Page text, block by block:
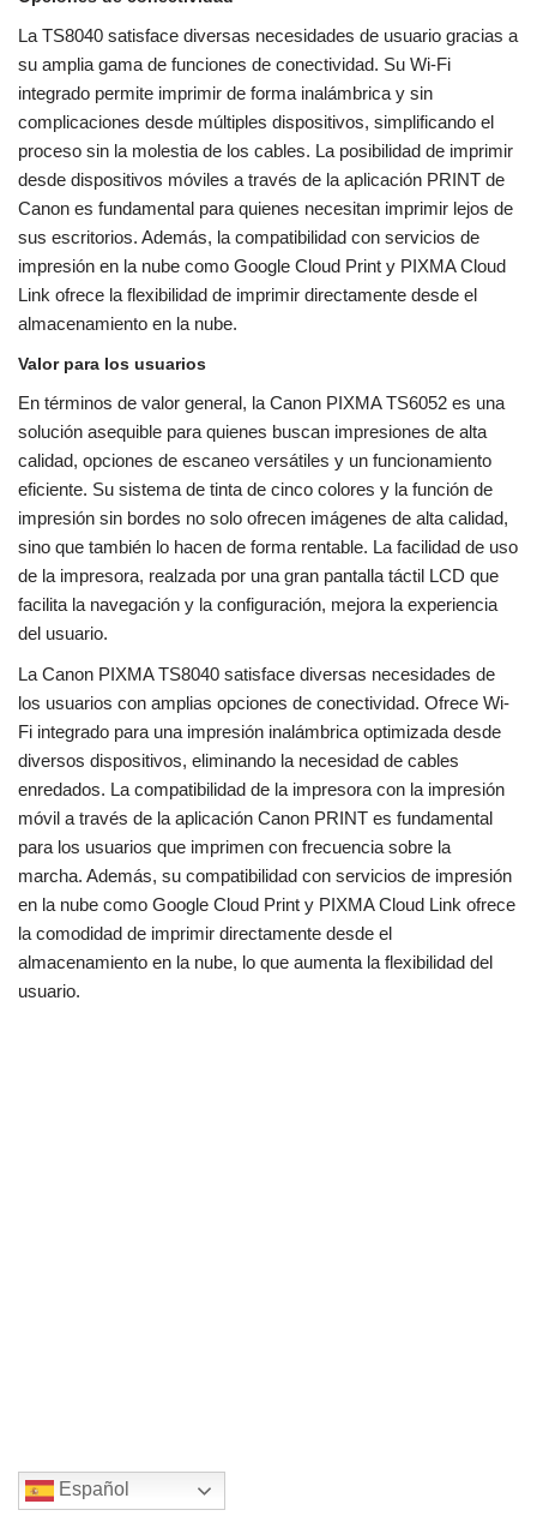
La TS8040 satisface diversas necesidades de usuario gracias a
su amplia gama de funciones de conectividad. Su Wi-Fi
integrado permite imprimir de forma inalámbrica y sin
complicaciones desde múltiples dispositivos, simplificando el
proceso sin la molestia de los cables. La posibilidad de imprimir
desde dispositivos móviles a través de la aplicación PRINT de
Canon es fundamental para quienes necesitan imprimir lejos de
sus escritorios. Además, la compatibilidad con servicios de
impresión en la nube como Google Cloud Print y PIXMA Cloud
Link ofrece la flexibilidad de imprimir directamente desde el
almacenamiento en la nube.
Valor para los usuarios
En términos de valor general, la Canon PIXMA TS6052 es una
solución asequible para quienes buscan impresiones de alta
calidad, opciones de escaneo versátiles y un funcionamiento
eficiente. Su sistema de tinta de cinco colores y la función de
impresión sin bordes no solo ofrecen imágenes de alta calidad,
sino que también lo hacen de forma rentable. La facilidad de uso
de la impresora, realzada por una gran pantalla táctil LCD que
facilita la navegación y la configuración, mejora la experiencia
del usuario.
La Canon PIXMA TS8040 satisface diversas necesidades de
los usuarios con amplias opciones de conectividad. Ofrece Wi-
Fi integrado para una impresión inalámbrica optimizada desde
diversos dispositivos, eliminando la necesidad de cables
enredados. La compatibilidad de la impresora con la impresión
móvil a través de la aplicación Canon PRINT es fundamental
para los usuarios que imprimen con frecuencia sobre la
marcha. Además, su compatibilidad con servicios de impresión
en la nube como Google Cloud Print y PIXMA Cloud Link ofrece
la comodidad de imprimir directamente desde el
almacenamiento en la nube, lo que aumenta la flexibilidad del
usuario.
Español